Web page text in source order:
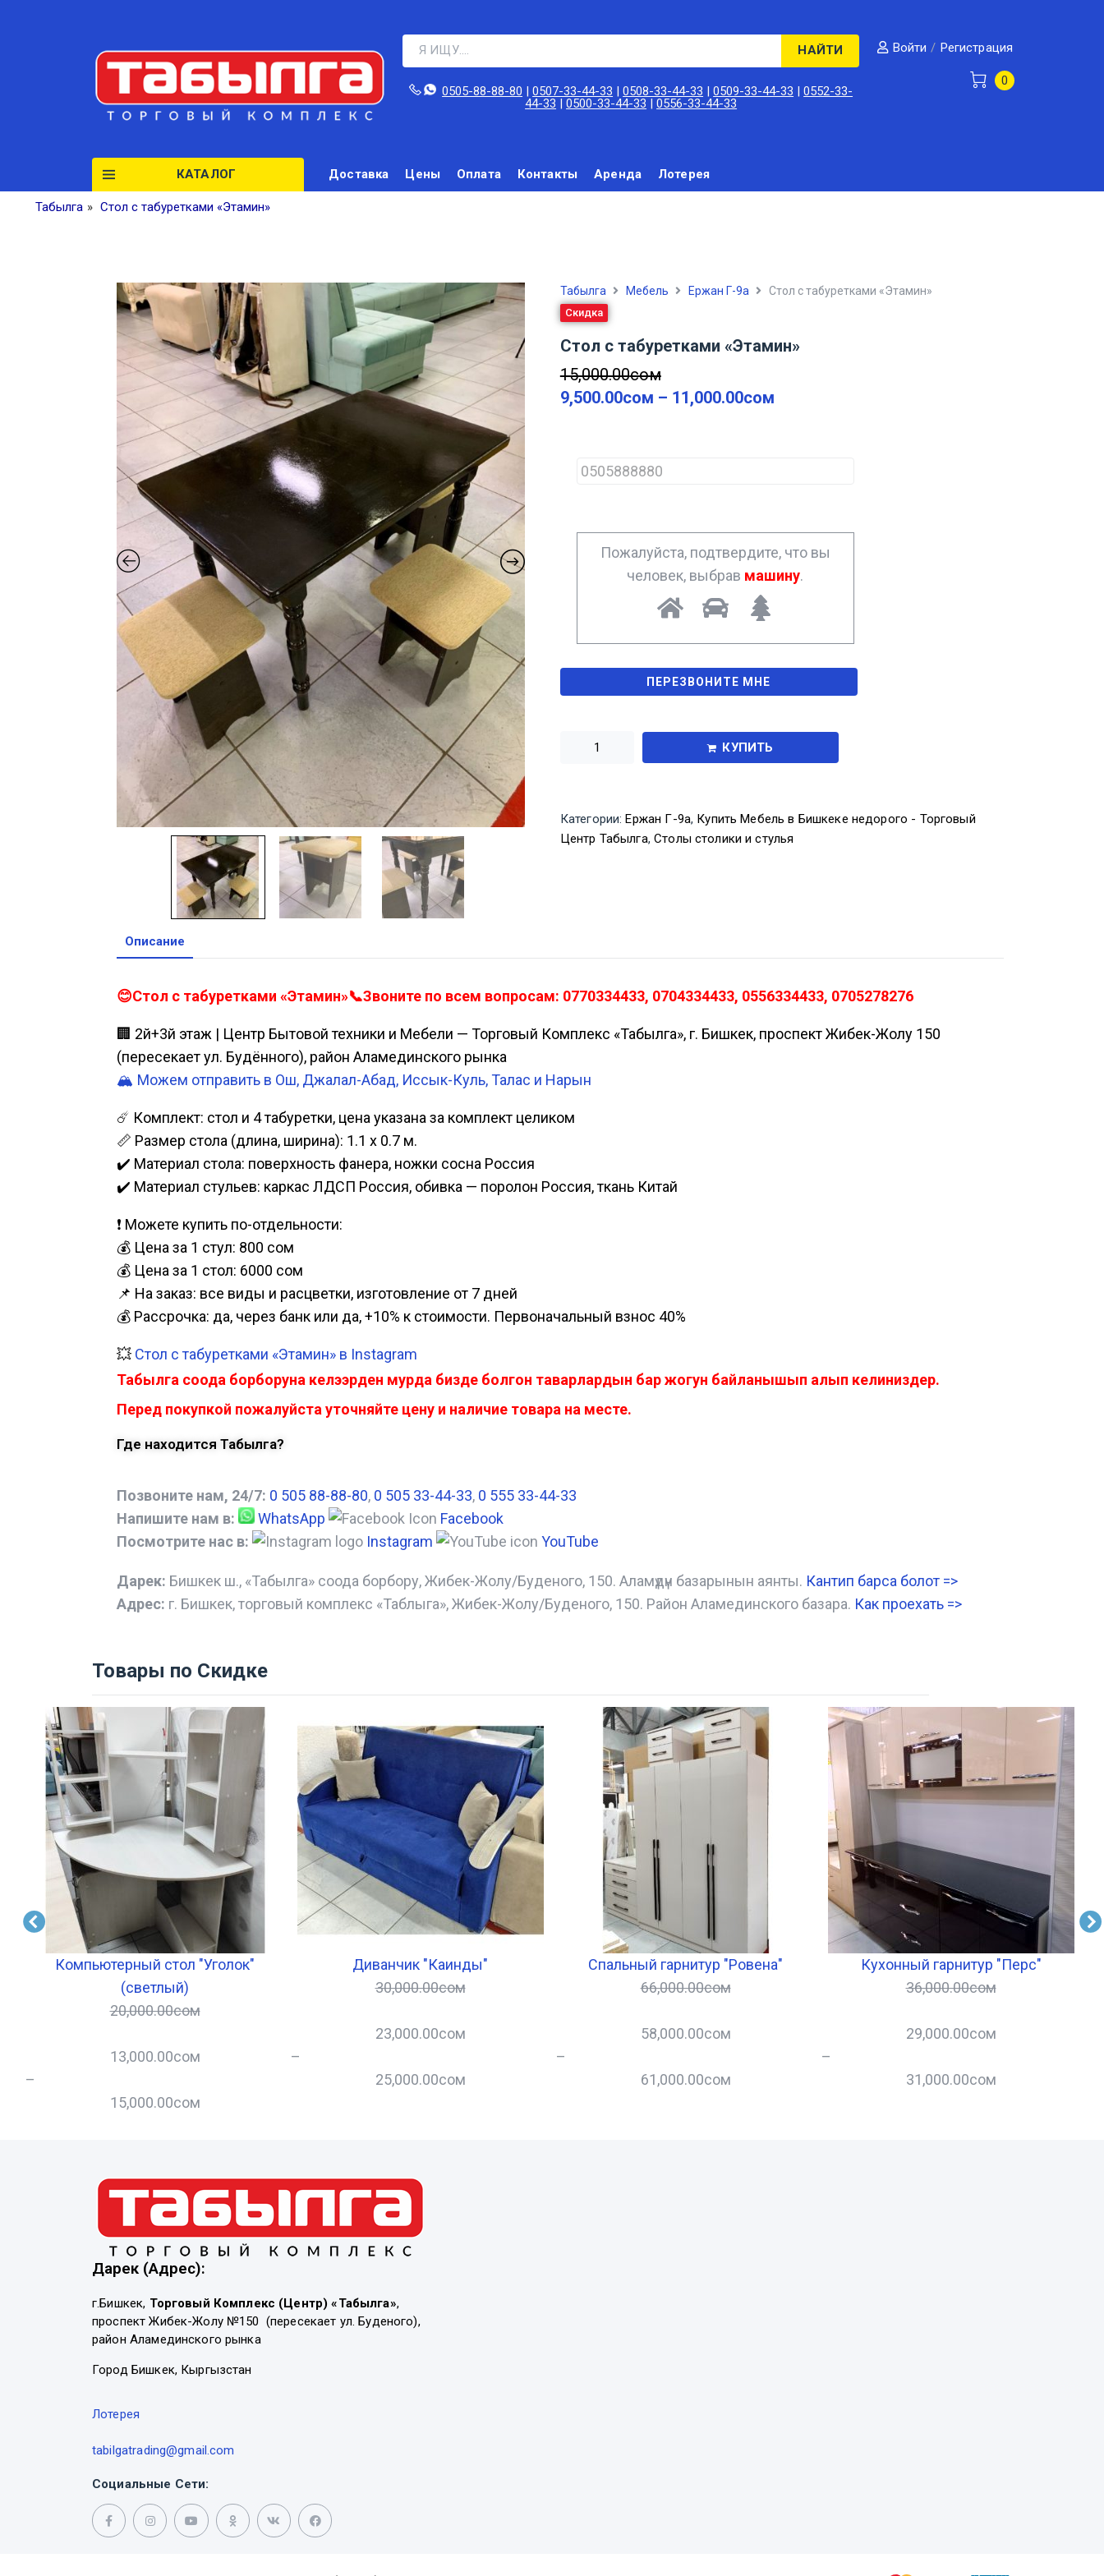
НАЙТИ
0505-88-88-80‬ |0507-33-44-33 |0508-33-44-33 |0509-33-44-33 |0552-33-
44-33 |0500-33-44-33 |0556-33-44-33
Войти / Регистрация
0
КАТАЛОГ Доставка Цены Оплата Контакты Аренда Лотерея
Табылга » Стол с табуретками «Этамин»
Табылга Мебель Ержан Г-9а Стол с табуретками «Этамин»
Скидка
Стол с табуретками «Этамин»
15,000.00сом
9,500.00сом – 11,000.00сом
h
Пожалуйста, подтвердите, что вы
человек, выбрав машину.
КУПИТЬ
Категории: Ержан Г-9а, Купить Мебель в Бишкеке недорого - Торговый
Центр Табылга,Столы столики и стулья
Описание
😊Стол с табуретками «Этамин»📞Звоните по всем вопросам: 0770334433, 0704334433, 0556334433, 0705278276
🏢 2й+3й этаж | Центр Бытовой техники и Мебели — Торговый Комплекс «Табылга», г. Бишкек, проспект Жибек-Жолу 150
(пересекает ул. Будённого), район Аламединского рынка
🏔️ Можем отправить в Ош, Джалал-Абад, Иссык-Куль, Талас и Нарын
☄️ Комплект: стол и 4 табуретки, цена указана за комплект целиком
📏 Размер стола (длина, ширина): 1.1 х 0.7 м.
✔️ Материал стола: поверхность фанера, ножки сосна Россия
✔️ Материал стульев: каркас ЛДСП Россия, обивка — поролон Россия, ткань Китай
❗ Можете купить по-отдельности:
💰 Цена за 1 стул: 800 сом
💰 Цена за 1 стол: 6000 сом
📌 На заказ: все виды и расцветки, изготовление от 7 дней
💰 Рассрочка: да, через банк или да, +10% к стоимости. Первоначальный взнос 40%
💥 Стол с табуретками «Этамин» в Instagram
Табылга соода борборуна келээрден мурда бизде болгон таварлардын бар жогун байланышып алып келиниздер.
Перед покупкой пожалуйста уточняйте цену и наличие товара на месте.
Где находится Табылга?
Позвоните нам, 24/7: 0 505 88-88-80, 0 505 33-44-33, 0 555 33-44-33
Напишите нам в:
WhatsApp
Facebook
Посмотрите нас в:
Instagram YouTube
Дарек: Бишкек ш., «Табылга» соода борбору, Жибек-Жолу/Буденого, 150. Аламүдүн базарынын аянты. Кантип барса болот =>
Адрес: г. Бишкек, торговый комплекс «Таблыга», Жибек-Жолу/Буденого, 150. Район Аламединского базара. Как проехать =>
Товары по Скидке
Компьютерный стол "Уголок"
(светлый)
20,000.00сом
13,000.00сом
–
15,000.00сом
Диванчик "Каинды"
30,000.00сом
23,000.00сом
–
25,000.00сом
Спальный гарнитур "Ровена"
66,000.00сом
58,000.00сом
–
61,000.00сом
Кухонный гарнитур "Перс"
36,000.00сом
29,000.00сом
–
31,000.00сом
Дарек (Адрес):
г.Бишкек, Торговый Комплекс (Центр) «Табылга»,
проспект Жибек-Жолу №150 (пересекает ул. Буденого),
район Аламединского рынка
Город Бишкек, Кыргызстан
Лотерея
tabilgatrading@gmail.com
Социальные Сети: